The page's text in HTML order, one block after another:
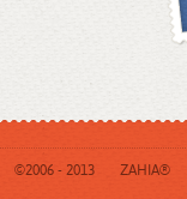
©2006 - 2013 ZAHIA®